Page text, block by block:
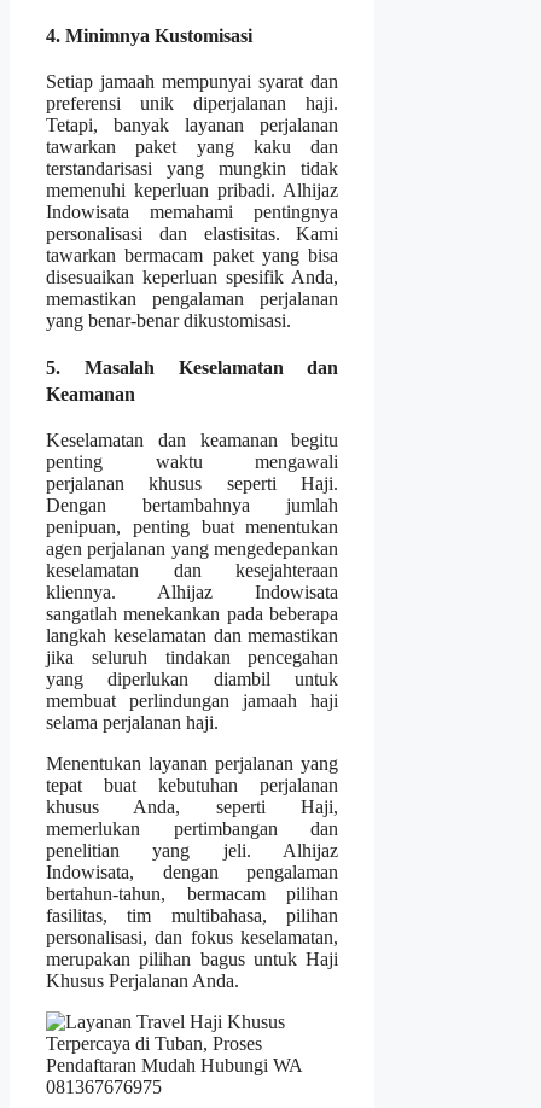
4. Minimnya Kustomisasi
Setiap jamaah mempunyai syarat dan
preferensi unik diperjalanan haji.
Tetapi, banyak layanan perjalanan
tawarkan paket yang kaku dan
terstandarisasi yang mungkin tidak
memenuhi keperluan pribadi. Alhijaz
Indowisata memahami pentingnya
personalisasi dan elastisitas. Kami
tawarkan bermacam paket yang bisa
disesuaikan keperluan spesifik Anda,
memastikan pengalaman perjalanan
yang benar-benar dikustomisasi.
5. Masalah Keselamatan dan
Keamanan
Keselamatan dan keamanan begitu
penting waktu mengawali
perjalanan khusus seperti Haji.
Dengan bertambahnya jumlah
penipuan, penting buat menentukan
agen perjalanan yang mengedepankan
keselamatan dan kesejahteraan
kliennya. Alhijaz Indowisata
sangatlah menekankan pada beberapa
langkah keselamatan dan memastikan
jika seluruh tindakan pencegahan
yang diperlukan diambil untuk
membuat perlindungan jamaah haji
selama perjalanan haji.
Menentukan layanan perjalanan yang
tepat buat kebutuhan perjalanan
khusus Anda, seperti Haji,
memerlukan pertimbangan dan
penelitian yang jeli. Alhijaz
Indowisata, dengan pengalaman
bertahun-tahun, bermacam pilihan
fasilitas, tim multibahasa, pilihan
personalisasi, dan fokus keselamatan,
merupakan pilihan bagus untuk Haji
Khusus Perjalanan Anda.